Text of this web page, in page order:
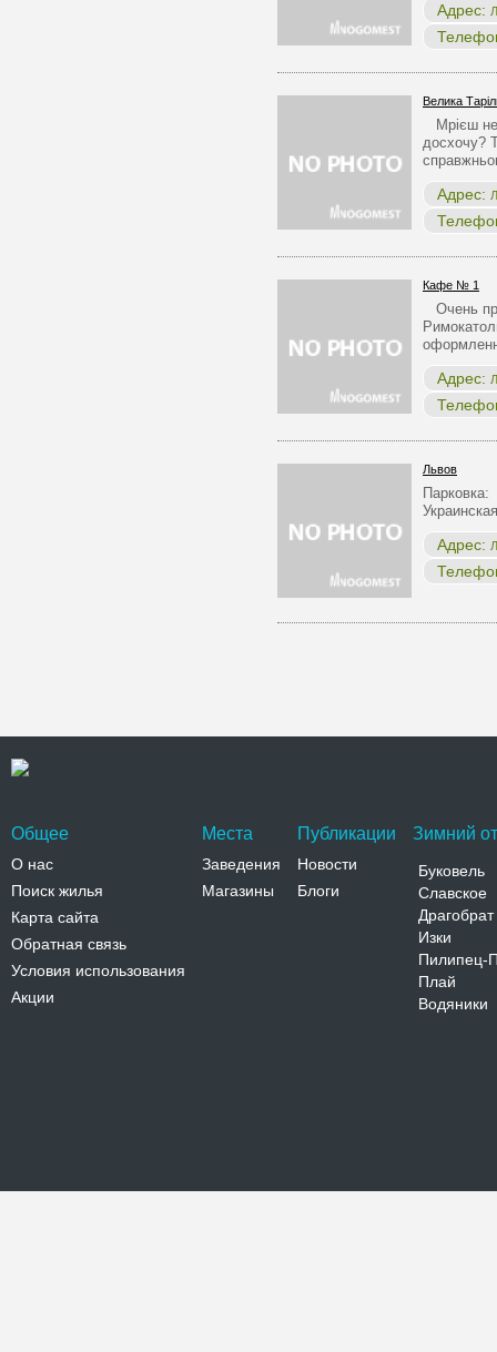
Адрес:
Велика
Мрієш не
досхочу?
Адрес:
Кафе № 1
Очень
Адрес:
Львов
Адрес:
Общее
О нас
Поиск жилья
Карта сайта
Обратная связь
Условия использования
Акции
Места
Заведения
Магазины
Публикации
Новости
Блоги
Зимний
Буковель
Славское
Драгобрат
Изки
Пилипец-
Плай
Водяники